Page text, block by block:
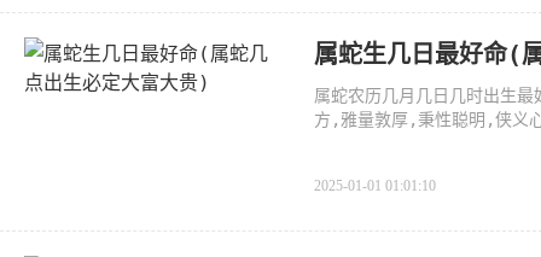
属蛇生几日最好命(
属蛇农历几月几日几时出生
方,雅量敦厚,秉性聪明,侠义
2025-01-01 01:01:10